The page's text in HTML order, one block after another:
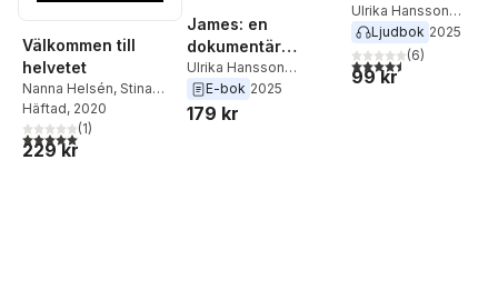
Välkommen till
helvetet
Nanna Helsén, Stina
Helsén
Häftad, 2020
5,0utav 5 stjärnor. Totalt antal röster:
(1)
229 kr
James: en
dokumentär
berättelse om
hemlöshet,
drogmissbruk och
Ulrika Hansson
Blomkvist
E-bok 2025
179 kr
berättelse om
hemlöshet,
drogmissbruk och
osannolik vänskap
Ulrika Hansson
Blomkvist
Ljudbok 2025
4,5utav 5 stjärnor.
(6)
99 kr